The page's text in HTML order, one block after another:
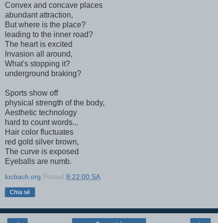
Convex and concave places
abundant attraction,
But where is the place?
leading to the inner road?
The heart is excited
Invasion all around,
What's stopping it?
underground braking?
Sports show off
physical strength of the body,
Aesthetic technology
hard to count words...
Hair color fluctuates
red gold silver brown,
The curve is exposed
Eyeballs are numb.
locbach.org Posted 8:22:00 SA
Chia sẻ